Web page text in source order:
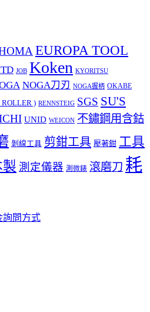
EUROPA TOOL
JOB Koken KYORITSU
NOGA刀刃 NOGA握柄 OKABE
) RENNSTEIG SGS SU'S
UNID WEICON 不鏽鋼用含鈷
剝線工具 剪鉗工具 壓著鉗 工具
製 測定儀器 測微錶 滾磨刀 耗
詢問方式